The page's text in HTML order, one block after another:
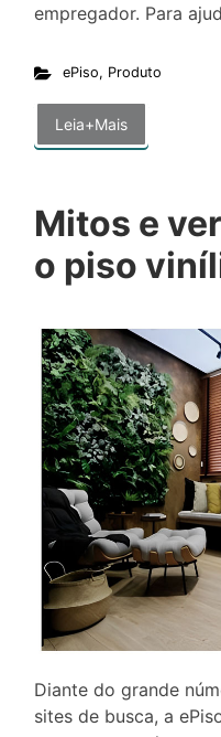
empregador. Para
ePiso, Produto
Leia+Mais
Mitos e
o piso
Diante do grande
sites de busca, a